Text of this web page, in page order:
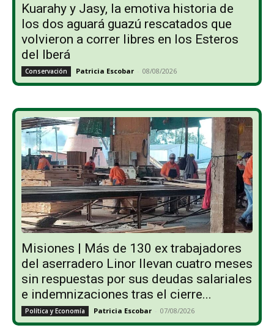
Kuarahy y Jasy, la emotiva historia de
los dos aguará guazú rescatados que
volvieron a correr libres en los Esteros
del Iberá
Conservación Patricia Escobar - 08/08/2026
Misiones | Más de 130 ex trabajadores
del aserradero Linor llevan cuatro meses
sin respuestas por sus deudas salariales
e indemnizaciones tras el cierre...
Política y Economía Patricia Escobar - 07/08/2026